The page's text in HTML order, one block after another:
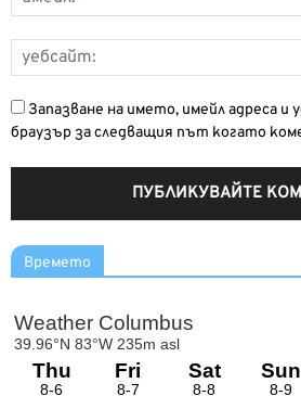
Запазване на името, имейл адреса и
браузър за следващия път когато
Времето